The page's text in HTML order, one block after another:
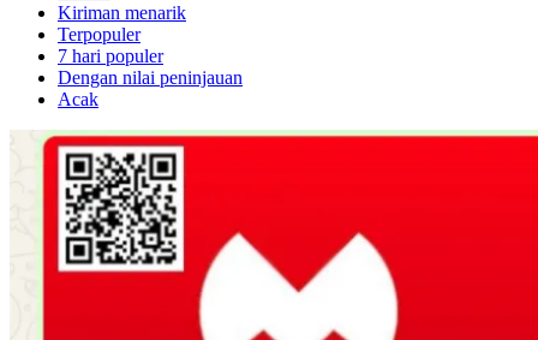
Kiriman menarik
Terpopuler
7 hari populer
Dengan nilai peninjauan
Acak